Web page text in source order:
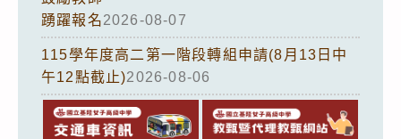
踴躍報名2026-08-07
115學年度高二第一階段轉組申請(8月13日中
午12點截止)2026-08-06